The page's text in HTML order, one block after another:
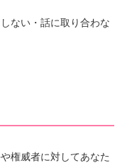
ない・話に取り合わな
権威者に対してあなた